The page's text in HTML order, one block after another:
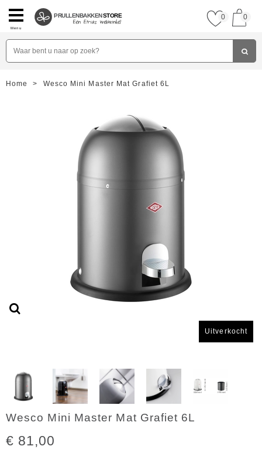
Menu
PRULLENBAKKENSTORE 0 0
Home > Wesco Mini Master Mat Grafiet 6L
Uitverkocht
Wesco Mini Master Mat Grafiet 6L
€ 81,00